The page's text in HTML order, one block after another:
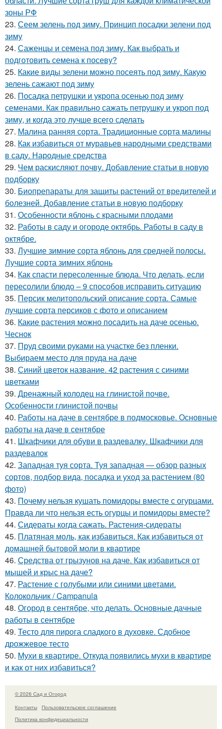
зоны РФ
23. Сеем зелень под зиму. Принцип посадки зелени под
зиму
24. Саженцы и семена под зиму. Как выбрать и
подготовить семена к посеву?
25. Какие виды зелени можно посеять под зиму. Какую
зелень сажают под зиму
26. Посадка петрушки и укропа осенью под зиму
семенами. Как правильно сажать петрушку и укроп под
зиму, и когда это лучше всего сделать
27. Малина ранняя сорта. Традиционные сорта малины
28. Как избавиться от муравьев народными средствами
в саду. Народные средства
29. Чем раскисляют почву. Добавление статьи в новую
подборку
30. Биопрепараты для защиты растений от вредителей и
болезней. Добавление статьи в новую подборку
31. Особенности яблонь с красными плодами
32. Работы в саду и огороде октябрь. Работы в саду в
октябре.
33. Лучшие зимние сорта яблонь для средней полосы.
Лучшие сорта зимних яблонь
34. Как спасти пересоленные блюда. Что делать, если
пересолили блюдо – 9 способов исправить ситуацию
35. Персик мелитопольский описание сорта. Самые
лучшие сорта персиков с фото и описанием
36. Какие растения можно посадить на даче осенью.
Чеснок
37. Пруд своими руками на участке без пленки.
Выбираем место для пруда на даче
38. Синий цветок название. 42 растения с синими
цветками
39. Дренажный колодец на глинистой почве.
Особенности глинистой почвы
40. Работы на даче в сентябре в подмосковье. Основные
работы на даче в сентябре
41. Шкафчики для обуви в раздевалку. Шкафчики для
раздевалок
42. Западная туя сорта. Туя западная — обзор разных
сортов, подбор вида, посадка и уход за растением (80
фото)
43. Почему нельзя кушать помидоры вместе с огурцами.
Правда ли что нельзя есть огурцы и помидоры вместе?
44. Сидераты когда сажать. Растения-сидераты
45. Платяная моль, как избавиться. Как избавиться от
домашней бытовой моли в квартире
46. Средства от грызунов на даче. Как избавиться от
мышей и крыс на даче?
47. Растение с голубыми или синими цветами.
Колокольчик / Campanula
48. Огород в сентябре, что делать. Основные дачные
работы в сентябре
49. Тесто для пирога сладкого в духовке. Сдобное
дрожжевое тесто
50. Мухи в квартире. Откуда появились мухи в квартире
и как от них избавиться?
© 2026 Сад и Огород
Контакты
Пользовательское соглашение
Политика конфидециальности